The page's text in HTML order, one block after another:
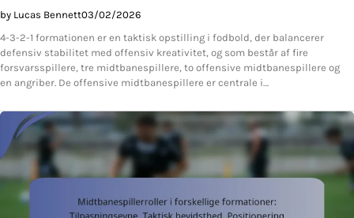
by Lucas Bennett03/02/2026
4-3-2-1 formationen er en taktisk opstilling i fodbold, der balancerer
defensiv stabilitet med offensiv kreativitet, og som består af fire
forsvarsspillere, tre midtbanespillere, to offensive midtbanespillere og
en angriber. De offensive midtbanespillere er centrale i…